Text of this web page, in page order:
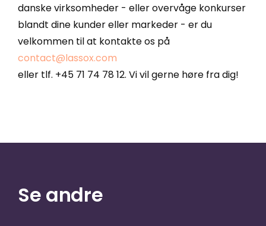
danske virksomheder - eller overvåge konkurser
blandt dine kunder eller markeder - er du
velkommen til at kontakte os på
contact@lassox.com
eller tlf. +45 71 74 78 12. Vi vil gerne høre fra dig!
Se andre